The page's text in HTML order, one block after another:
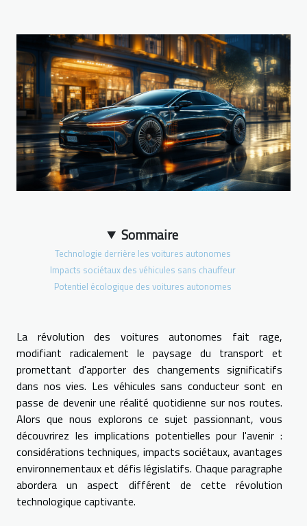
Sommaire
Technologie derrière les voitures autonomes
Impacts sociétaux des véhicules sans chauffeur
Potentiel écologique des voitures autonomes
La révolution des voitures autonomes fait rage,
modifiant radicalement le paysage du transport et
promettant d'apporter des changements significatifs
dans nos vies. Les véhicules sans conducteur sont en
passe de devenir une réalité quotidienne sur nos routes.
Alors que nous explorons ce sujet passionnant, vous
découvrirez les implications potentielles pour l'avenir :
considérations techniques, impacts sociétaux, avantages
environnementaux et défis législatifs. Chaque paragraphe
abordera un aspect différent de cette révolution
technologique captivante.